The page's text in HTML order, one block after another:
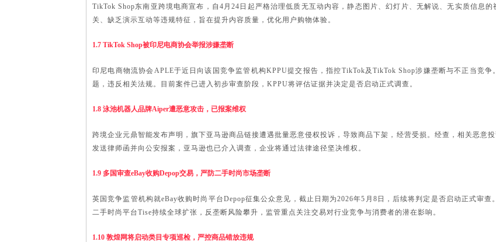
TikTok Shop东南亚跨境电商宣布，自4月24日起严格治理低质无互动内容，静态图片、幻灯片、无解说、无实质信息
关、缺乏演示互动等违规特征，旨在提升内容质量，优化用户购物体验。
1.7 TikTok Shop被印尼电商协会举报涉嫌垄断
印尼电商物流协会 APLE于近日向该国竞争监管机构KPPU提交报告，指控TikTok及TikTok Shop涉嫌垄断与不正当竞
题，违反相关法规。目前案件已进入初步审查阶段，KPPU将评估证据并决定是否启动正式调查。
1.8 泳池机器人品牌Aiper遭恶意攻击，已报案维权
跨境企业元鼎智能发布声明，旗下亚马逊商品链接遭遇批量恶意侵权投诉，导致商品下架，经营受损。经查，相关恶意
发送律师函并向公安报案，亚马逊也已介入调查，企业将通过法律途径坚决维权。
1.9 多国审查eBay收购Depop交易，严防二手时尚市场垄断
英国竞争监管机构就eBay收购时尚平台Depop征集公众意见，截止日期为2026年5月8日，后续将判定是否启动正式审
二手时尚平台Tise持续全球扩张，反垄断风险攀升，监管重点关注交易对行业竞争与消费者的潜在影响。
1.10 敦煌网将启动类目专项巡检，严控商品错放违规